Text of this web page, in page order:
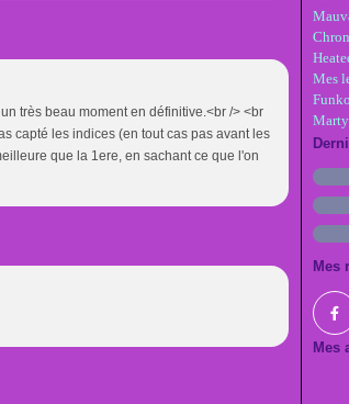
très beau moment en définitive.<br /> <br
capté les indices (en tout cas pas avant les
que la 1ere, en sachant ce que l'on
Mes
Mes
Mes